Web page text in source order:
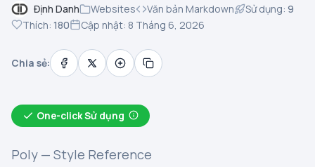
Định Danh Websites Văn bản Markdown Sử dụng: 9
Thích: 180 Cập nhật: 8 Tháng 6, 2026
Chia sẻ:
One-click Sử dụng
Poly — Style Reference